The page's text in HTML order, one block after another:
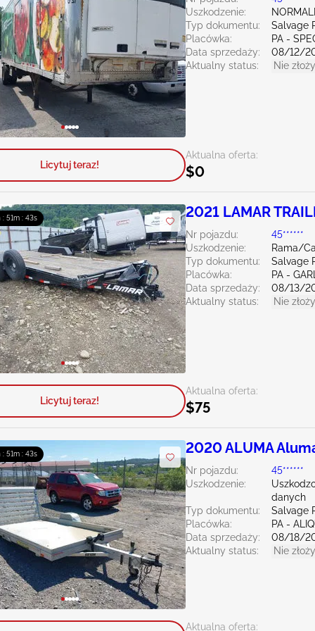
Uszkodzenie:
Typ dokumentu:
Salvage
Placówka:
PA -
Data sprzedaży:
08/12/
Aktualny status:
Nie
Aktualna oferta:
$0
Licytuj teraz!
51m : 41s 2021 LAMAR
Nr pojazdu:
45******
Uszkodzenie:
Rama/
Typ dokumentu:
Salvage
Placówka:
PA -
Data sprzedaży:
08/13/
Aktualny status:
Nie
Aktualna oferta:
$75
Licytuj teraz!
51m : 41s 2020 ALUMA
Nr pojazdu:
45******
Uszkodzenie:
danych
Typ dokumentu:
Salvage
Placówka:
PA -
Data sprzedaży:
08/18/
Aktualny status:
Nie
Aktualna oferta: